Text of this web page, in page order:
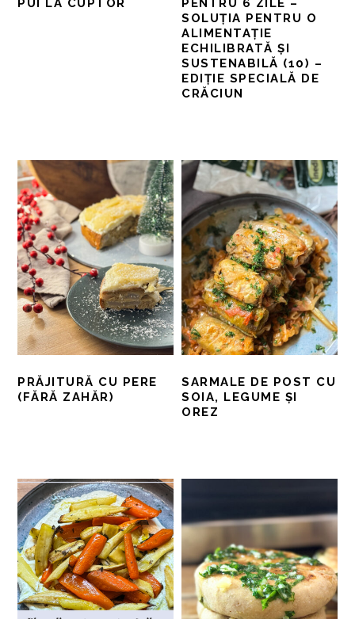
PUI LA CUPTOR
PENTRU 6 ZILE –
SOLUȚIA PENTRU O
ALIMENTAȚIE
ECHILIBRATĂ ȘI
SUSTENABILĂ (10) –
EDIȚIE SPECIALĂ DE
CRĂCIUN
PRĂJITURĂ CU PERE
(FĂRĂ ZAHĂR)
SARMALE DE POST CU
SOIA, LEGUME ȘI
OREZ